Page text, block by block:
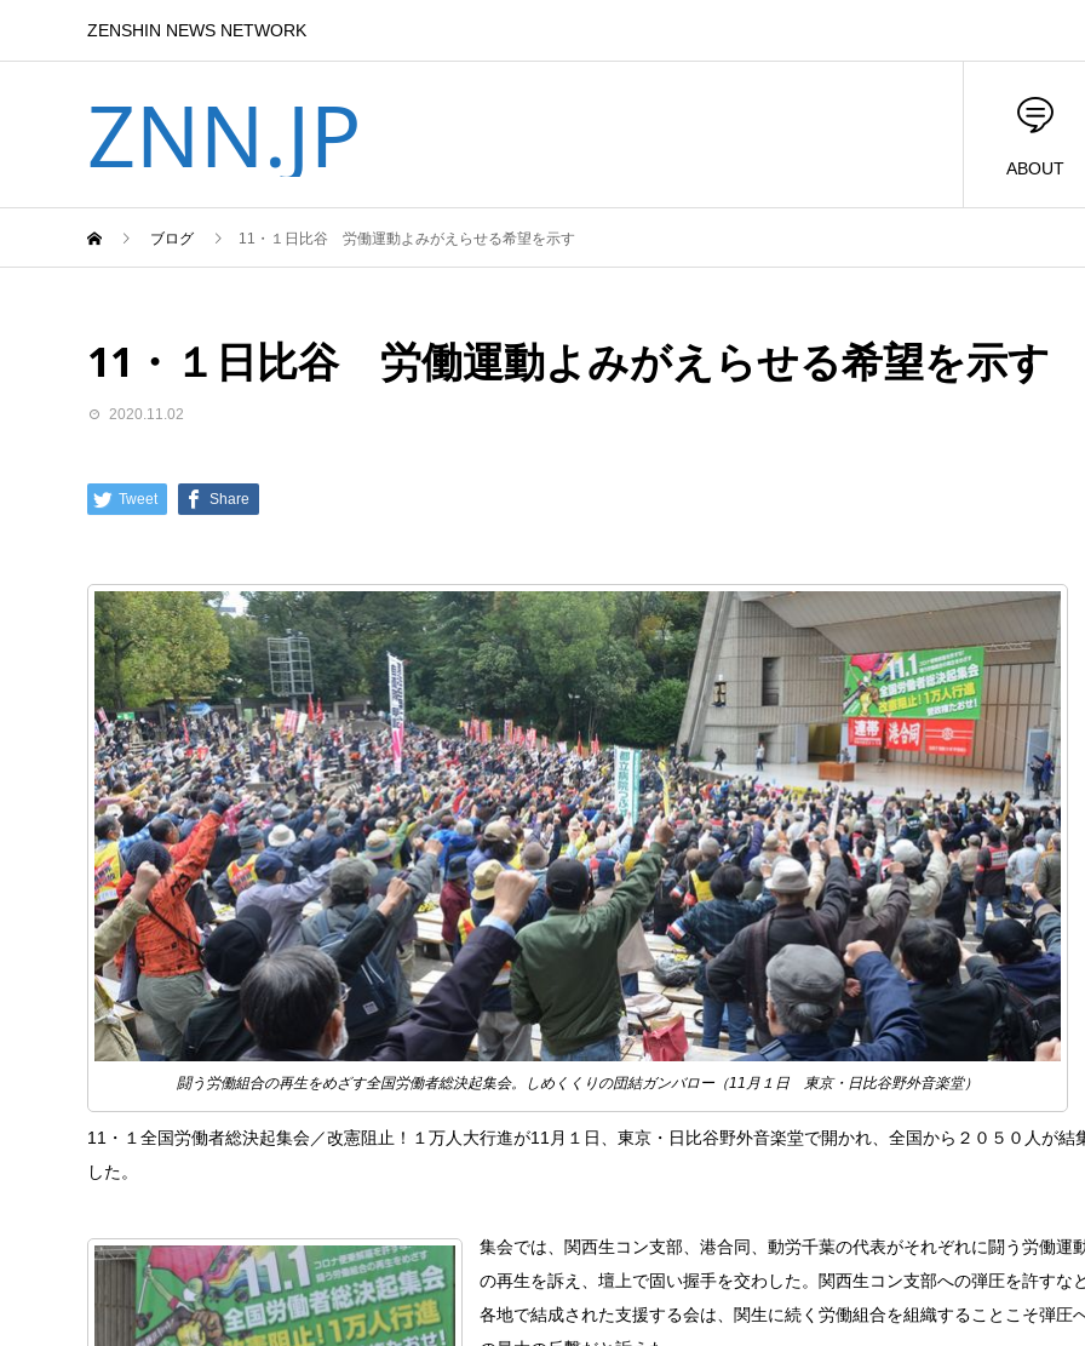
ZENSHIN NEWS NETWORK
ZNN.JP ABOUT
ブログ 11・１日比谷 労働運動よみがえらせる希望を示す
11・１日比谷 労働運動よみがえらせる希望を示す
2020.11.02
Tweet Share
闘う労働組合の再生をめざす全国労働者総決起集会。しめくくりの団結ガンバロー（11月１日 東京・日比谷野外音楽堂）
11・１全国労働者総決起集会／改憲阻止！１万人大行進が11月１日、東京・日比谷野外音楽堂で開かれ、全国から２０５０人が結
した。
集会では、関西生コン支部、港合同、動労千葉の代表がそれぞれに闘う労働運
の再生を訴え、壇上で固い握手を交わした。関西生コン支部への弾圧を許すなと
各地で結成された支援する会は、関生に続く労働組合を組織することこそ弾圧